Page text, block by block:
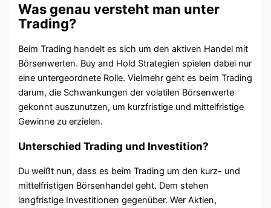
Was genau versteht man unter
Trading?
Beim Trading handelt es sich um den aktiven Handel mit
Börsenwerten. Buy and Hold Strategien spielen dabei nur
eine untergeordnete Rolle. Vielmehr geht es beim Trading
darum, die Schwankungen der volatilen Börsenwerte
gekonnt auszunutzen, um kurzfristige und mittelfristige
Gewinne zu erzielen.
Unterschied Trading und Investition?
Du weißt nun, dass es beim Trading um den kurz- und
mittelfristigen Börsenhandel geht. Dem stehen
langfristige Investitionen gegenüber. Wer Aktien,